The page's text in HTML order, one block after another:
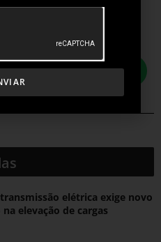
POSTAGEM
elétrica exige novo
elevação de cargas